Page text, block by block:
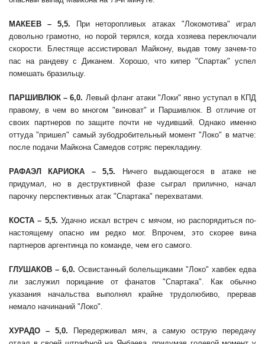
МАКЕЕВ – 5,5. При неторопливых атаках "Локомотива" играл
довольно грамотно, но порой терялся, когда хозяева переключали
скорости. Блестяще ассистировал Майкону, выдав тому зачем-то
пас на рандеву с Диканем. Хорошо, что кипер "Спартак" успел
помешать бразильцу.
ПАРШИВЛЮК – 6,0. Левый фланг атаки "Локи" явно уступал в КПД
правому, в чем во многом "виноват" и Паршивлюк. В отличие от
своих партнеров по защите почти не чудивший. Однако именно
оттуда "пришел" самый зубодробительный момент "Локо" в матче:
после подачи Майкона Самедов сотряс перекладину.
РАФАЭЛ КАРИОКА – 5,5. Ничего выдающегося в атаке не
придумал, но в деструктивной фазе сыграл прилично, начал
парочку перспективных атак "Спартака" перехватами.
КОСТА – 5,5. Удачно искал встреч с мячом, но распорядиться по-
настоящему опасно им редко мог. Впрочем, это скорее вина
партнеров аргентинца по команде, чем его самого.
ГЛУШАКОВ – 6,0. Освистанный болельщиками "Локо" хавбек едва
ли заслужил порицание от фанатов "Спартака". Как обычно
указания начальства выполнял крайне трудолюбиво, прервав
немало начинаний "Локо".
ХУРАДО – 5,0. Передерживал мяч, а самую острую передачу